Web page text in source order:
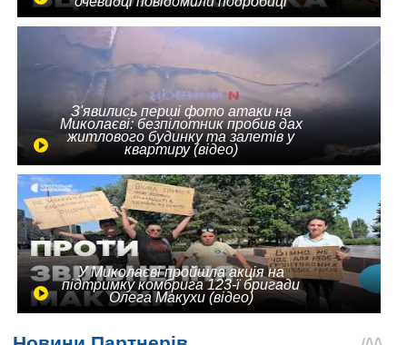
З'явились перші фото атаки на
Миколаєві: безпілотник пробив дах
житлового будинку та залетів у
квартиру (відео)
У Миколаєві пройшла акція на
підтримку комбрига 123-ї бригади
Олега Макухи (відео)